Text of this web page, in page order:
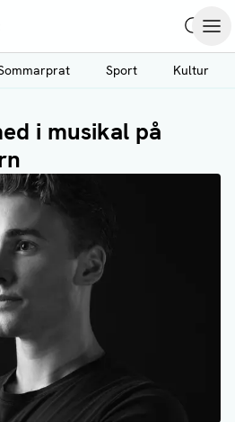
Sport Kultur
i musikal på